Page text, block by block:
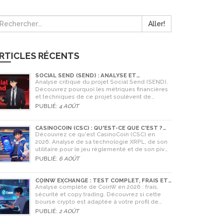
Aller!
RÉCENTS
SOCIAL SEND (SEND) : ANALYSE ET
AVERTISSEMENTS CRITIQUES POUR 2026
Analyse critique du projet Social Send (SEND).
Découvrez pourquoi les métriques financières
et techniques de ce projet soulèvent de
graves doutes quant à sa légitimité en 2026.
PUBLIÉ: 4 AOÛT
CASINOCOIN (CSC) : QU'EST-CE QUE C'EST ?
GUIDE COMPLET, TOKENOMICS ET AVENIR EN
2026
Découvrez ce qu'est CasinoCoin (CSC) en
2026. Analyse de sa technologie XRPL, de son
utilitaire pour le jeu réglementé et de son pivot
stratégique vers LuckyHash.
PUBLIÉ: 6 AOÛT
COINW EXCHANGE : TEST COMPLET, FRAIS ET
SÉCURITÉ EN 2026
Analyse complète de CoinW en 2026 : frais,
sécurité et copy trading. Découvrez si cette
bourse crypto est adaptée à votre profil de
trader.
PUBLIÉ: 2 AOÛT